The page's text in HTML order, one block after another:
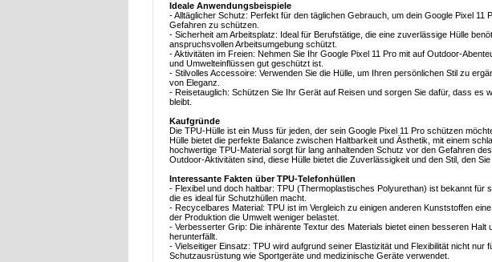
Ideale Anwendungsbeispiele
- Alltäglicher Schutz: Perfekt für den täglichen Gebrauch, um dein Google Pixel
Gefahren zu schützen.
- Sicherheit am Arbeitsplatz: Ideal für Berufstätige, die eine zuverlässige Hülle
anspruchsvollen Arbeitsumgebung schützt.
- Aktivitäten im Freien: Nehmen Sie Ihr Google Pixel 11 Pro mit auf Outdoor-
und Umwelteinflüssen gut geschützt ist.
- Stilvolles Accessoire: Verwenden Sie die Hülle, um Ihren persönlichen Stil zu
von Eleganz.
- Reisetauglich: Schützen Sie Ihr Gerät auf Reisen und sorgen Sie dafür, dass es
bleibt.
Kaufgründe
Die TPU-Hülle ist ein Muss für jeden, der sein Google Pixel 11 Pro schützen
Hülle bietet die perfekte Balance zwischen Haltbarkeit und Ästhetik, mit einem
hochwertige TPU-Material sorgt für lang anhaltenden Schutz vor den Gefahren
Outdoor-Aktivitäten sind, diese Hülle bietet die Zuverlässigkeit und den Stil, den
Interessante Fakten über TPU-Telefonhüllen
- Flexibel und doch haltbar: TPU (Thermoplastisches Polyurethan) ist bekannt für
die es ideal für Schutzhüllen macht.
- Recycelbares Material: TPU ist im Vergleich zu einigen anderen Kunststoffen
der Produktion die Umwelt weniger belastet.
- Verbesserter Grip: Die inhärente Textur des Materials bietet einen besseren
herunterfällt.
- Vielseitiger Einsatz: TPU wird aufgrund seiner Elastizität und Flexibilität nicht nur
Schutzausrüstung wie Sportgeräte und medizinische Geräte verwendet.